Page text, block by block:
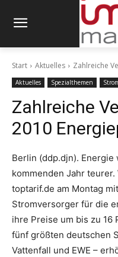
Start Aktuelles Zahlreiche
Aktuelles Spezialthemen
Zahlreiche
2010
Berlin (ddp.djn).
kommenden Jahr
toptarif.de am Montag
Stromversorger für die
ihre Preise um bis zu
fünf größten deutschen
Vattenfall und EWE –